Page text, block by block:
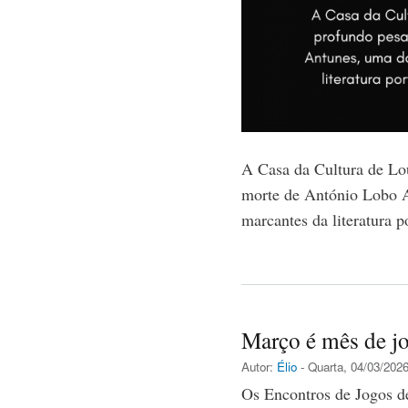
A Casa da Cultura de
morte de António Lobo
marcantes da literatura
Março é mês de
Autor: Élio - Quarta, 04/03/
Os Encontros de Jogos